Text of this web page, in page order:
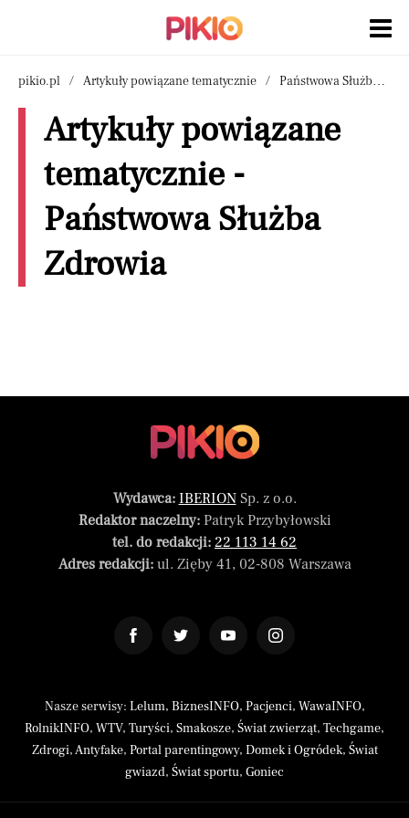
pikio.pl Artykuły powiązane tematycznie Państwowa Służba Zdrowia
Artykuły powiązane
tematycznie -
Państwowa Służba
Zdrowia
Wydawca: IBERIONSp. z o.o.
Redaktor naczelny:Patryk Przybyłowski
tel. do redakcji: 22 113 14 62
Adres redakcji:ul. Zięby 41, 02-808 Warszawa
Nasze serwisy: Lelum, BiznesINFO, Pacjenci, WawaINFO,
RolnikINFO, WTV, Turyści, Smakosze, Świat zwierząt, Techgame,
Zdrogi,Antyfake, Portal parentingowy, Domek i Ogródek, Świat
gwiazd, Świat sportu, Goniec